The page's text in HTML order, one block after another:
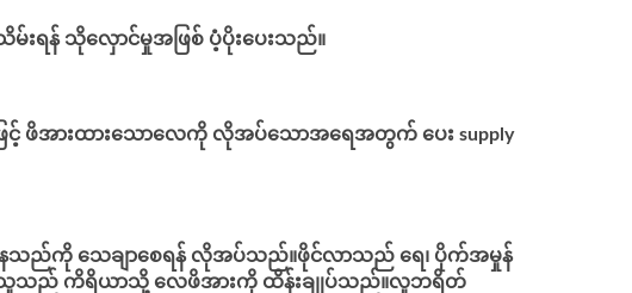
မ်းရန် သိုလှောင်မှုအဖြစ် ပံ့ပိုးပေးသည်။
ဖိအားထားသောလေကို လိုအပ်သောအရေအတွက် ပေး supply
နေသည်ကို သေချာစေရန် လိုအပ်သည်။ဖိုင်လာသည် ရေ၊ ပိုက်အမှုန်
ျုပ်သူသည် ကိရိယာသို့ လေဖိအားကို ထိန်းချုပ်သည်။လူဘရိတ်